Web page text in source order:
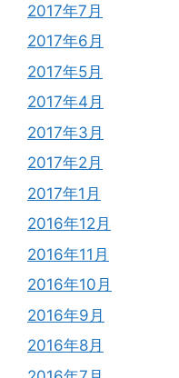
2017年7月
2017年6月
2017年5月
2017年4月
2017年3月
2017年2月
2017年1月
2016年12月
2016年11月
2016年10月
2016年9月
2016年8月